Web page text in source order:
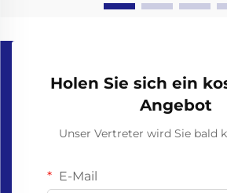
Holen Sie sich ein
Angebot
Unser Vertreter wird Sie bald
E-Mail